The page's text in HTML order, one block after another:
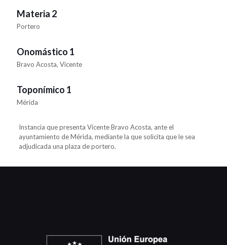
Materia 2
Portero
Onomástico 1
Bravo Acosta, Vicente
Toponímico 1
Mérida
Instancia que presenta Vicente Bravo Acosta, ante el
ayuntamiento de Mérida, mediante la que solicita que le sea
adjudicada una plaza de portero.